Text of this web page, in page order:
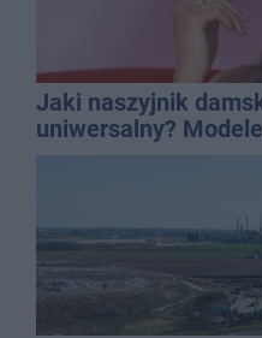
Jaki naszyjnik
uniwersalny?